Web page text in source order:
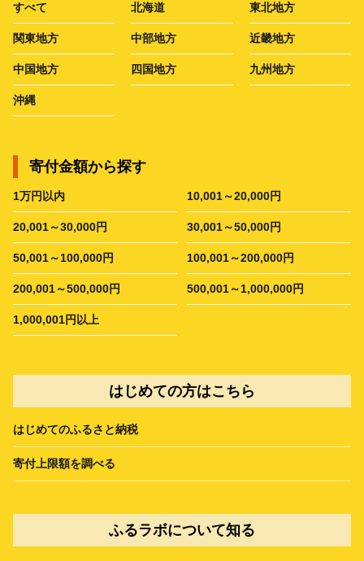
すべて 北海道 東北地方
関東地方 中部地方 近畿地方
中国地方 四国地方 九州地方
沖縄
寄付金額から探す
1万円以内 10,001～20,000円
20,001～30,000円 30,001～50,000円
50,001～100,000円 100,001～200,000円
200,001～500,000円 500,001～1,000,000円
1,000,001円以上
はじめての方はこちら
はじめてのふるさと納税
寄付上限額を調べる
ふるラボについて知る